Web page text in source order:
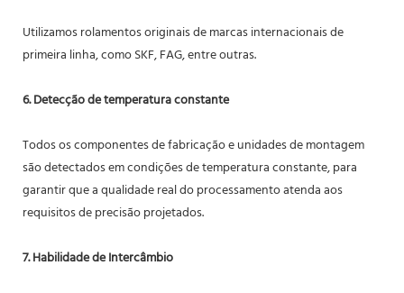
Utilizamos rolamentos originais de marcas internacionais de
primeira linha, como SKF, FAG, entre outras.
6. Detecção de temperatura constante
Todos os componentes de fabricação e unidades de montagem
são detectados em condições de temperatura constante, para
garantir que a qualidade real do processamento atenda aos
requisitos de precisão projetados.
7. Habilidade de Intercâmbio